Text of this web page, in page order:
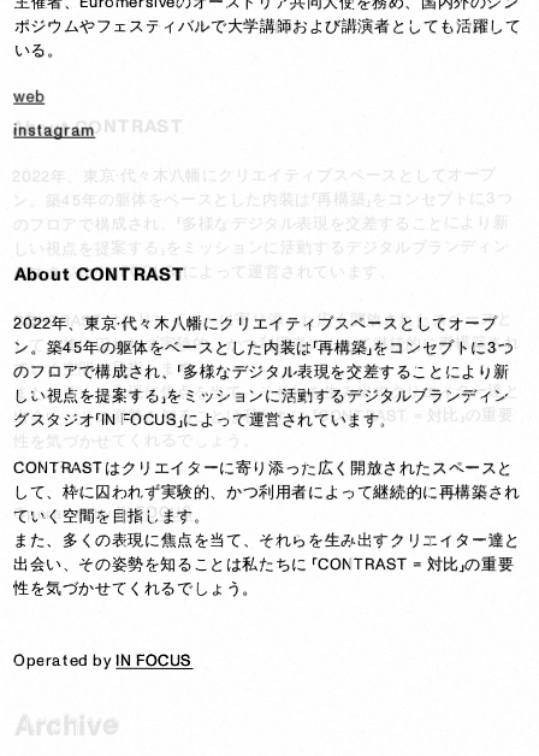
ポジウムやフェスティバルで大学講師および講演者としても活躍して
いる。
web
instagram
About CONTRAST
2022年、東京·代々木八幡にクリエイティブスペースとしてオープ
ン。築45年の躯体をベースとした内装は「再構築」をコンセプトに3つ
のフロアで構成され、「多様なデジタル表現を交差することにより新
しい視点を提案する」をミッションに活動するデジタルブランディン
グスタジオ「IN FOCUS」によって運営されています。
CONTRASTはクリエイターに寄り添った広く開放されたスペースと
して、枠に囚われず実験的、かつ利用者によって継続的に再構築され
ていく空間を目指します。
また、多くの表現に焦点を当て、それらを生み出すクリエイター達と
出会い、その姿勢を知ることは私たちに 「CONTRAST = 対比」の重要
性を気づかせてくれるでしょう。
Operated by IN FOCUS
2022年、東京·代々木八幡にクリエイティブスペースとしてオープ
ン。築45年の躯体をベースとした内装は「再構築」をコンセプトに3つ
のフロアで構成され、「多様なデジタル表現を交差することにより新
しい視点を提案する」をミッションに活動するデジタルブランディン
グスタジオ「IN FOCUS」によって運営されています。
CONTRASTはクリエイターに寄り添った広く開放されたスペースと
して、枠に囚われず実験的、かつ利用者によって継続的に再構築され
ていく空間を目指します。
また、多くの表現に焦点を当て、それらを生み出すクリエイター達と
出会い、その姿勢を知ることは私たちに 「CONTRAST = 対比」の重要
性を気づかせてくれるでしょう。
Operated by IN FOCUS
About CONTRAST
2022年、東京·代々木八幡にクリエイティブスペースとしてオープ
ン。築45年の躯体をベースとした内装は「再構築」をコンセプトに3つ
のフロアで構成され、「多様なデジタル表現を交差することにより新
しい視点を提案する」をミッションに活動するデジタルブランディン
グスタジオ「IN FOCUS」によって運営されています。
CONTRASTはクリエイターに寄り添った広く開放されたスペースと
して、枠に囚われず実験的、かつ利用者によって継続的に再構築され
ていく空間を目指します。
また、多くの表現に焦点を当て、それらを生み出すクリエイター達と
出会い、その姿勢を知ることは私たちに 「CONTRAST = 対比」の重要
性を気づかせてくれるでしょう。
Operated by IN FOCUS
2022年、東京·代々木八幡にクリエイティブスペースとしてオープ
ン。築45年の躯体をベースとした内装は「再構築」をコンセプトに3つ
のフロアで構成され、「多様なデジタル表現を交差することにより新
しい視点を提案する」をミッションに活動するデジタルブランディン
グスタジオ「IN FOCUS」によって運営されています。
CONTRASTはクリエイターに寄り添った広く開放されたスペースと
して、枠に囚われず実験的、かつ利用者によって継続的に再構築され
ていく空間を目指します。
また、多くの表現に焦点を当て、それらを生み出すクリエイター達と
出会い、その姿勢を知ることは私たちに 「CONTRAST = 対比」の重要
性を気づかせてくれるでしょう。
Operated by IN FOCUS
Archive